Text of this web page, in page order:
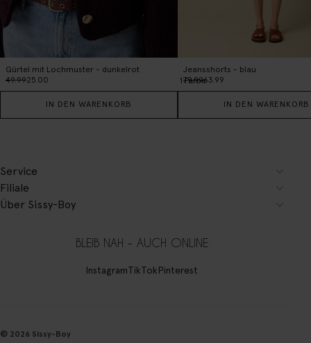
Gürtel mit Lochmuster - dunkelrot
49.9925.00
IN DEN WARENKORB
Jeansshorts - blau
79.9963.99
1Farbe
IN DEN WARENKORB
Service
Filiale
Über Sissy-Boy
BLEIB NAH – AUCH ONLINE
InstagramTikTokPinterest
© 2026 Sissy-Boy